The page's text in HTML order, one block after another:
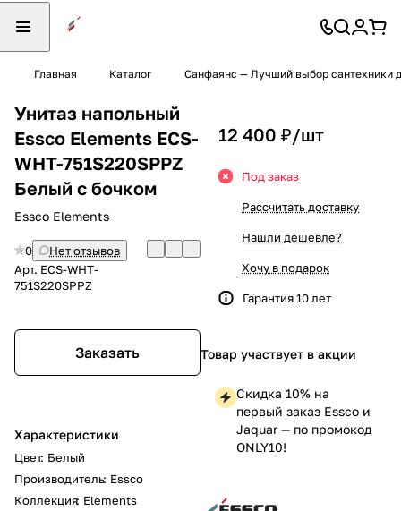
Главная Каталог Санфаянс — Лучший выбор сантехники
Унитаз напольный
Essco Elements ECS-
WHT-751S220SPPZ
Белый с бочком
Essco Elements
0
Нет отзывов
Арт. ECS-WHT-
751S220SPPZ
Заказать
Характеристики
Цвет: Белый
Производитель: Essco
Коллекция: Elements
12 400 ₽/шт
Под заказ
Рассчитать доставку
Нашли дешевле?
Хочу в подарок
Гарантия 10 лет
Товар участвует в акции
Скидка 10% на
первый заказ Essco и
Jaquar — по промокод
ONLY10!